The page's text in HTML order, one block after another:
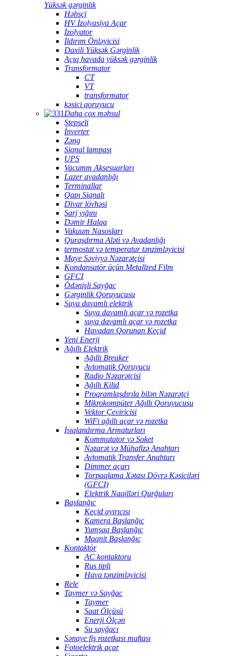
Yüksək gərginlik
Həbsçi
HV İzolyasiya Açar
İzolyator
İldırım Önləyicisi
Daxili Yüksək Gərginlik
Açıq havada yüksək gərginlik
Transformator
CT
VT
transformator
kəsici qoruyucu
Daha çox məhsul
Ştepseli
İnverter
Zəng
Siqnal lampası
UPS
Vacumm Aksesuarları
Lazer avadanlığı
Terminallar
Qapı Siqnalı
Divar lövhəsi
Şarj yığını
Dəmir Halqa
Vakuum Nasosları
Quraşdırma Aləti və Avadanlığı
termostat və temperatur tənzimləyicisi
Maye Səviyyə Nəzarətçisi
Kondansatör üçün Metallzed Film
GFCI
Ödənişli Sayğac
Gərginlik Qoruyucusu
Suya davamlı elektrik
Suya davamlı açar və rozetka
suya davamlı açar və rozetka
Havadan Qorunan Keçid
Yeni Enerji
Ağıllı Elektrik
Ağıllı Breaker
Avtomatik Qoruyucu
Radio Nəzarətçisi
Ağıllı Kilid
Proqramlaşdırıla bilən Nəzarətçi
Mikrokompüter Ağıllı Qoruyucusu
Vektor Çeviricisi
WiFi ağıllı açar və rozetka
İşıqlandırma Armaturları
Kommutator və Soket
Nəzarət və Mühafizə Anahtarı
Avtomatik Transfer Anahtarı
Dimmer açarı
Torpaqlama Xətası Dövrə Kəsiciləri
(GFCI)
Elektrik Naqilləri Qurğuları
Başlanğıc
Keçid ayırıcısı
Kamera Başlanğıc
Yumşaq Başlanğıc
Maqnit Başlanğıc
Kontaktör
AC kontaktoru
Rus tipli
Hava tənzimləyicisi
Rele
Taymer və Sayğac
Taymer
Saat Ölçüsü
Enerji Ölçən
Su sayğacı
Sənaye fiş rozetkası muftası
Fotoelektrik açar